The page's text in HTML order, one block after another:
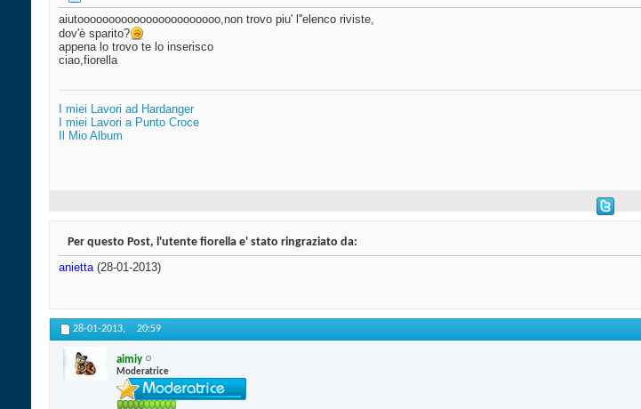
aiutooooooooooooooooooooooo,non trovo piu' l''elenco riviste,
dov'è sparito?
appena lo trovo te lo inserisco
ciao,fiorella
I miei Lavori ad Hardanger
I miei Lavori a Punto Croce
Il Mio Album
Per questo Post, l'utente fiorella e' stato ringraziato da:
anietta(28-01-2013)
28-01-2013, 20:59
aimiy
Moderatrice